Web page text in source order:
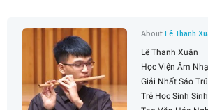
AboutLê Thanh
Lê Thanh Xuân
Học Viện Âm
Giải Nhất Sáo
Trẻ Học Sinh